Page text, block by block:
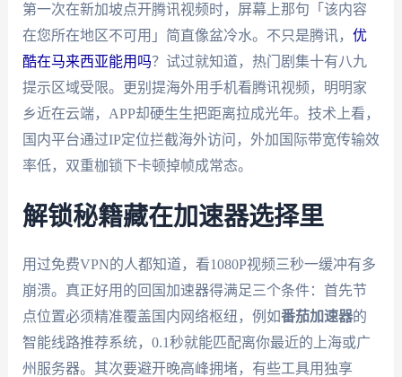
第一次在新加坡点开腾讯视频时，屏幕上那句「该内容
在您所在地区不可用」简直像盆冷水。不只是腾讯， 优
酷在马来西亚能用吗？试过就知道，热门剧集十有八九
提示区域受限。更别提海外用手机看腾讯视频，明明家
乡近在云端，APP却硬生生把距离拉成光年。技术上看，
国内平台通过IP定位拦截海外访问，外加国际带宽传输效
率低，双重枷锁下卡顿掉帧成常态。
解锁秘籍藏在加速器选择里
用过免费VPN的人都知道，看1080P视频三秒一缓冲有多
崩溃。真正好用的回国加速器得满足三个条件：首先节
点位置必须精准覆盖国内网络枢纽，例如番茄加速器的
智能线路推荐系统，0.1秒就能匹配离你最近的上海或广
州服务器。其次要避开晚高峰拥堵，有些工具用独享